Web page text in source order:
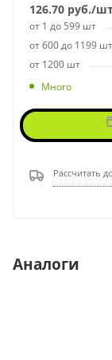
126.70 руб./
от 1 до 599 шт
от 600 до 1199 шт
от 1200 шт
Много
Рассчитать
Аналоги